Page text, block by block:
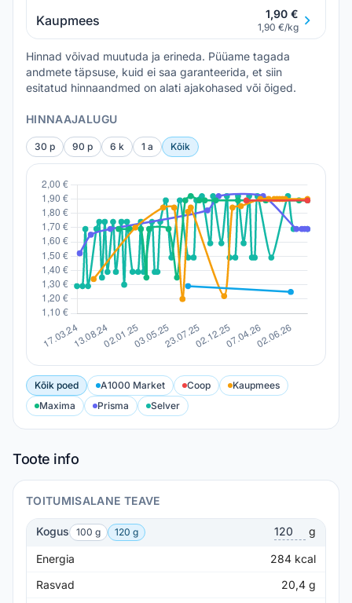
Kaupmees 1,90 €
1,90 €/kg
Hinnad võivad muutuda ja erineda. Püüame tagada
andmete täpsuse, kuid ei saa garanteerida, et siin
esitatud hinnaandmed on alati ajakohased või õiged.
HINNAAJALUGU
30 p 90 p 6 k 1 a Kõik
Kõik poed A1000 Market Coop
Kaupmees
Maxima
Prisma Selver
Toote info
TOITUMISALANE TEAVE
Kogus 100 g 120 g g
Energia 284 kcal
Rasvad
20,4 g